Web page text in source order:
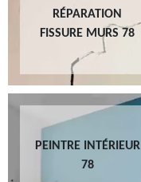
RÉPARATION
FISSURE MURS 78
PEINTRE INTÉRIEUR
78